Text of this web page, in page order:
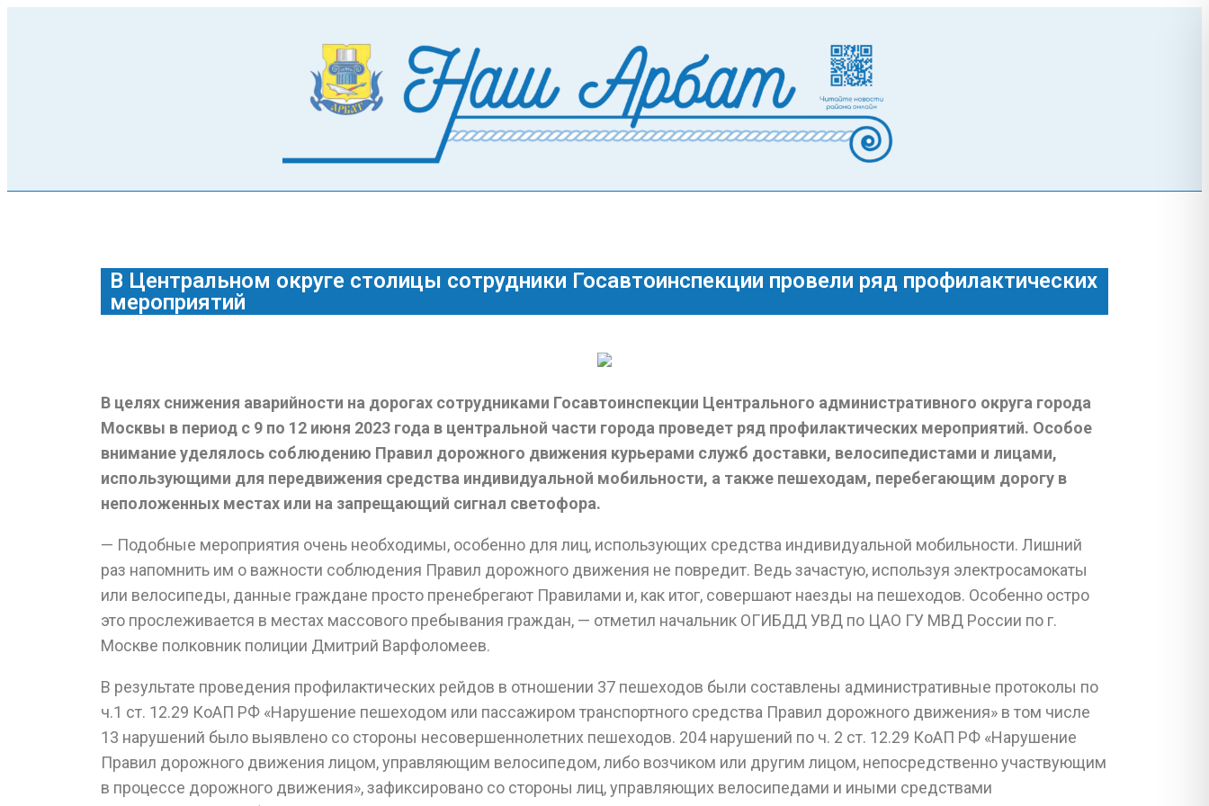
В Центральном округе столицы сотрудники Госавтоинспекции провели ряд профилактических
мероприятий
В целях снижения аварийности на дорогах сотрудниками Госавтоинспекции Центрального административного округа города
Москвы в период с 9 по 12 июня 2023 года в центральной части города проведет ряд профилактических мероприятий. Особое
внимание уделялось соблюдению Правил дорожного движения курьерами служб доставки, велосипедистами и лицами,
использующими для передвижения средства индивидуальной мобильности, а также пешеходам, перебегающим дорогу в
неположенных местах или на запрещающий сигнал светофора.
— Подобные мероприятия очень необходимы, особенно для лиц, использующих средства индивидуальной мобильности. Лишний
раз напомнить им о важности соблюдения Правил дорожного движения не повредит. Ведь зачастую, используя электросамокаты
или велосипеды, данные граждане просто пренебрегают Правилами и, как итог, совершают наезды на пешеходов. Особенно остро
это прослеживается в местах массового пребывания граждан, — отметил начальник ОГИБДД УВД по ЦАО ГУ МВД России по г.
Москве полковник полиции Дмитрий Варфоломеев.
В результате проведения профилактических рейдов в отношении 37 пешеходов были составлены административные протоколы по
ч.1 ст. 12.29 КоАП РФ «Нарушение пешеходом или пассажиром транспортного средства Правил дорожного движения» в том числе
13 нарушений было выявлено со стороны несовершеннолетних пешеходов. 204 нарушений по ч. 2 ст. 12.29 КоАП РФ «Нарушение
Правил дорожного движения лицом, управляющим велосипедом, либо возчиком или другим лицом, непосредственно участвующим
в процессе дорожного движения», зафиксировано со стороны лиц, управляющих велосипедами и иными средствами